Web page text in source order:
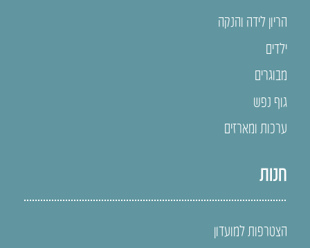
הריון לידה והנקה
ילדים
מבוגרים
גוף נפש
ערכות ומארזים
חנות
הצטרפות למועדון